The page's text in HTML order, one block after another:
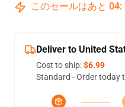
このセールはあと 04:
Deliver to United
Cost to ship:$6.99
Standard - Order today